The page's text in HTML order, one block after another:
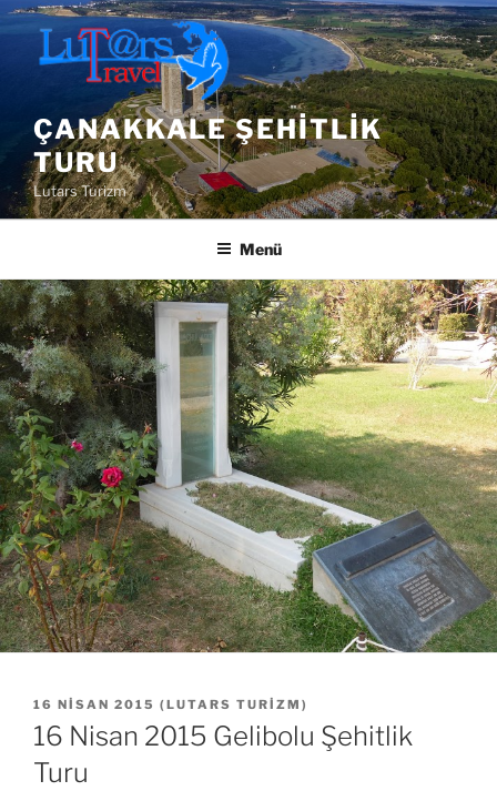
İçeriğe
geç
ÇANAKKALE ŞEHITLIK
TURU
Lutars Turizm
Menü
YAYIM
TARIHI
16 NISAN 2015 ( LUTARS TURIZM )
16 Nisan 2015 Gelibolu Şehitlik
Turu